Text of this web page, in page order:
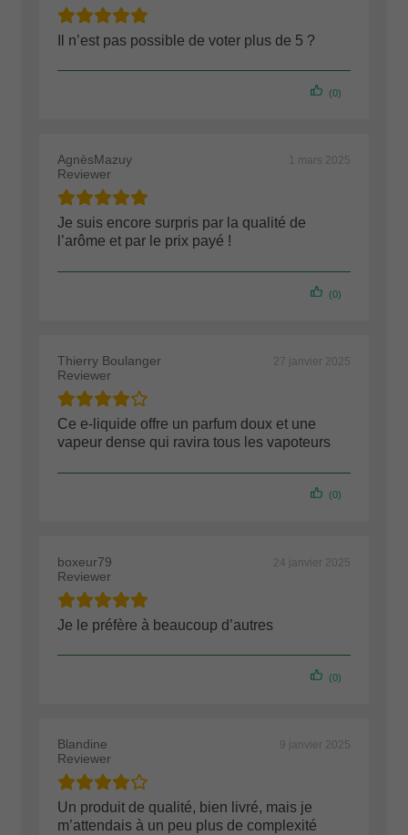
Il n’est pas possible de voter plus de 5 ?
(0)
AgnèsMazuy
Reviewer
1 mars 2025
Je suis encore surpris par la qualité de
l’arôme et par le prix payé !
(0)
Thierry Boulanger
Reviewer
27 janvier 2025
Ce e-liquide offre un parfum doux et une
vapeur dense qui ravira tous les vapoteurs
(0)
boxeur79
Reviewer
24 janvier 2025
Je le préfère à beaucoup d’autres
(0)
Blandine
Reviewer
9 janvier 2025
Un produit de qualité, bien livré, mais je
m’attendais à un peu plus de complexité